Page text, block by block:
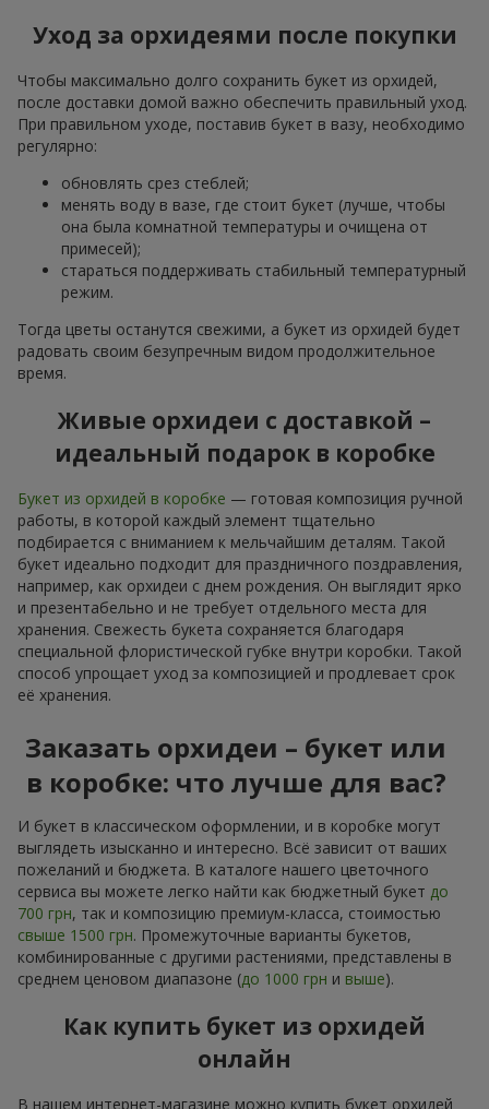
Уход за орхидеями после покупки
Чтобы максимально долго сохранить букет из орхидей,
после доставки домой важно обеспечить правильный уход.
При правильном уходе, поставив букет в вазу, необходимо
регулярно:
обновлять срез стеблей;
менять воду в вазе, где стоит букет (лучше, чтобы
она была комнатной температуры и очищена от
примесей);
стараться поддерживать стабильный температурный
режим.
Тогда цветы останутся свежими, а букет из орхидей будет
радовать своим безупречным видом продолжительное
время.
Живые орхидеи с доставкой –
идеальный подарок в коробке
Букет из орхидей в коробке — готовая композиция ручной
работы, в которой каждый элемент тщательно
подбирается с вниманием к мельчайшим деталям. Такой
букет идеально подходит для праздничного поздравления,
например, как орхидеи с днем рождения. Он выглядит ярко
и презентабельно и не требует отдельного места для
хранения. Свежесть букета сохраняется благодаря
специальной флористической губке внутри коробки. Такой
способ упрощает уход за композицией и продлевает срок
её хранения.
Заказать орхидеи – букет или
в коробке: что лучше для вас?
И букет в классическом оформлении, и в коробке могут
выглядеть изысканно и интересно. Всё зависит от ваших
пожеланий и бюджета. В каталоге нашего цветочного
сервиса вы можете легко найти как бюджетный букет до
700 грн, так и композицию премиум-класса, стоимостью
свыше 1500 грн. Промежуточные варианты букетов,
комбинированные с другими растениями, представлены в
среднем ценовом диапазоне (до 1000 грн и выше).
Как купить букет из орхидей
онлайн
В нашем интернет-магазине можно купить букет орхидей